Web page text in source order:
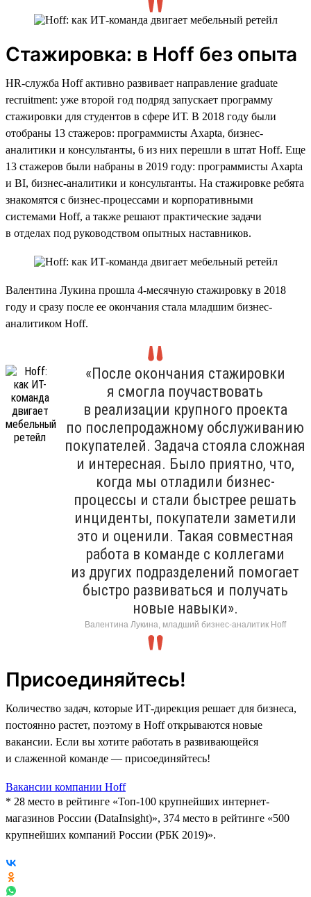
Стажировка: в Hoff без опыта
HR-служба Hoff активно развивает направление graduate
recruitment: уже второй год подряд запускает программу
стажировки для студентов в сфере ИТ. В 2018 году были
отобраны 13 стажеров: программисты Axapta, бизнес-
аналитики и консультанты, 6 из них перешли в штат Hoff. Еще
13 стажеров были набраны в 2019 году: программисты Axapta
и BI, бизнес-аналитики и консультанты. На стажировке ребята
знакомятся с бизнес-процессами и корпоративными
системами Hoff, а также решают практические задачи
в отделах под руководством опытных наставников.
Валентина Лукина прошла 4-месячную стажировку в 2018
году и сразу после ее окончания стала младшим бизнес-
аналитиком Hoff.
«После окончания стажировки
я смогла поучаствовать
в реализации крупного проекта
по послепродажному обслуживанию
покупателей. Задача стояла сложная
и интересная. Было приятно, что,
когда мы отладили бизнес-
процессы и стали быстрее решать
инциденты, покупатели заметили
это и оценили. Такая совместная
работа в команде с коллегами
из других подразделений помогает
быстро развиваться и получать
новые навыки».
Валентина Лукина, младший бизнес-аналитик Hoff
Присоединяйтесь!
Количество задач, которые ИТ-дирекция решает для бизнеса,
постоянно растет, поэтому в Hoff открываются новые
вакансии. Если вы хотите работать в развивающейся
и слаженной команде — присоединяйтесь!
Вакансии компании Hoff
* 28 место в рейтинге «Топ-100 крупнейших интернет-
магазинов России (DataInsight)», 374 место в рейтинге «500
крупнейших компаний России (РБК 2019)».